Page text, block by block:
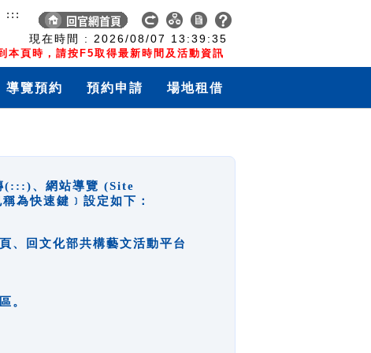
現在時間 : 2026/08/07 13:39:36
本頁時，請按F5取得最新時間及活動資訊
:::
導覽預約 預約申請 場地租借
(:::)、網站導覽 (Site
為快速鍵﹞設定如下：
回文化部共構藝文活動平台
。